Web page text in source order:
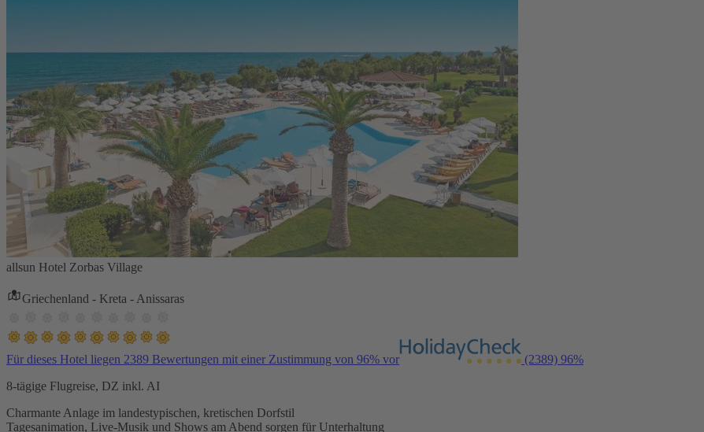
allsun Hotel Zorbas Village
Griechenland - Kreta - Anissaras
Für dieses Hotel liegen 2389 Bewertungen mit einer Zustimmung von 96% vor (2389) 96%
8-tägige Flugreise, DZ inkl. AI
Charmante Anlage im landestypischen, kretischen Dorfstil
Tagesanimation, Live-Musik und Shows am Abend sorgen für Unterhaltung